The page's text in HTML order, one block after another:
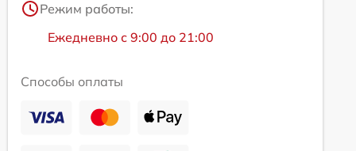
Режим работы:
Ежедневно с 9:00 до 21:00
Способы оплаты